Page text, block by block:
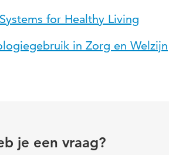
for Healthy Living
in Zorg en Welzijn
je een vraag?